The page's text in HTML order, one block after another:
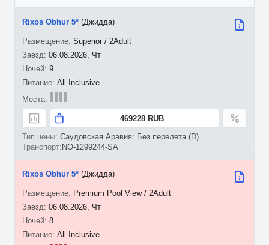
06.08.2026, Чт
9
Rixos Obhur 5* (Джидда)
Superior / 2Adult
All Inclusive
469228 RUB
Саудовская Аравия: Без перелета (D)
NO-1299244-SA
06.08.2026, Чт
8
Rixos Obhur 5* (Джидда)
Premium Pool View / 2Adult
All Inclusive